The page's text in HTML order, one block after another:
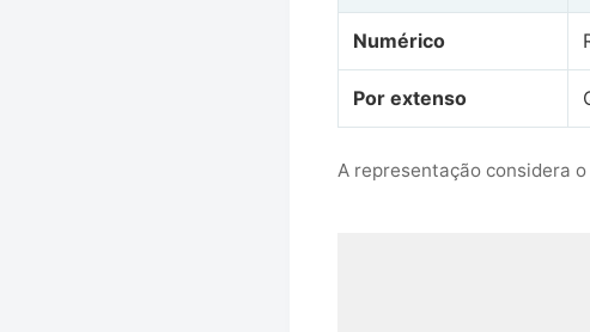
Numérico
Por extenso
A representação considera